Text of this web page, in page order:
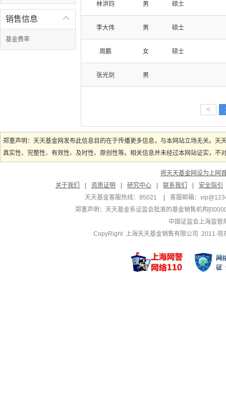

销售信息
基金费率
林洪钧 男 硕士
李大伟 男 硕士
周鹏 女 硕士
张光剑 男
<
郑重声明：天天基金网发布此信息目的在于传播更多信息，与本网站立场无关。
真实性、完整性、有效性、及时性、原创性等。相关信息并未经过本网站证实，
将天天基金网设为上网
关于我们
资质证明 研究中心 联系我们
安全指引
天天基金客服热线：95021
客服邮箱：
郑重声明： 天天基金系证监会批准的基金销售机构
中国证监会上海监管
CopyRight 上海天天基金销售有限公司 2011-